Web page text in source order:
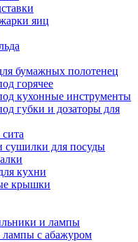
яиц
бумажных полотенец
горячее
кухонные инструменты
губки и дозаторы для
сушилки для посуды
кухни
крышки
и лампы
лампы с абажуром